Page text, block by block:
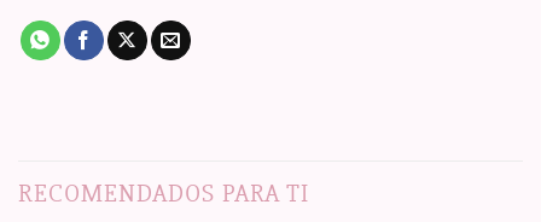
RECOMENDADOS PARA TI